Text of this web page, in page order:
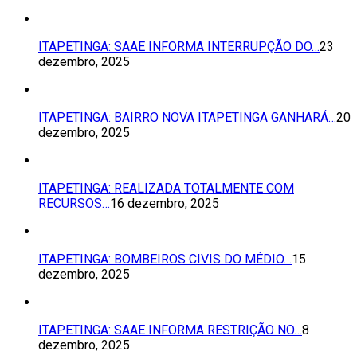
ITAPETINGA: SAAE INFORMA INTERRUPÇÃO DO…23
dezembro, 2025
ITAPETINGA: BAIRRO NOVA ITAPETINGA GANHARÁ…20
dezembro, 2025
ITAPETINGA: REALIZADA TOTALMENTE COM
RECURSOS…16 dezembro, 2025
ITAPETINGA: BOMBEIROS CIVIS DO MÉDIO…15
dezembro, 2025
ITAPETINGA: SAAE INFORMA RESTRIÇÃO NO…8
dezembro, 2025